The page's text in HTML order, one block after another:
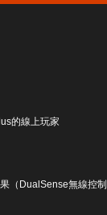
的線上玩家
（DualSense無線控制